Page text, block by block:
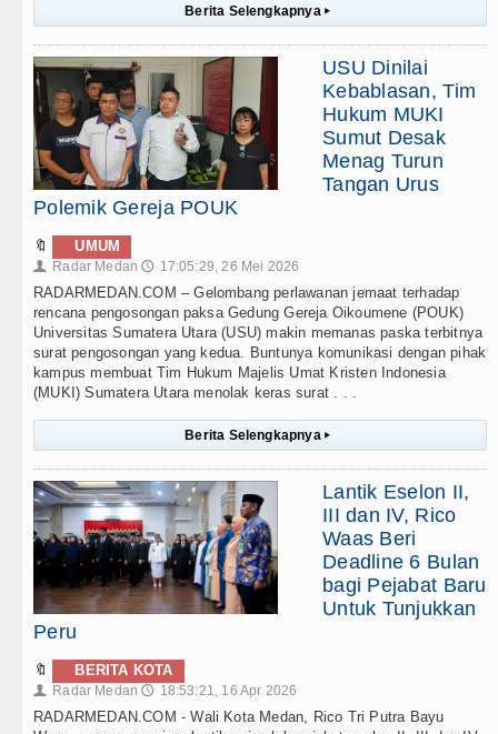
Berita Selengkapnya ▸
USU Dinilai
Kebablasan, Tim
Hukum MUKI
Sumut Desak
Menag Turun
Tangan Urus
Polemik Gereja POUK
🔖 UMUM
👤 Radar Medan 🕔 17:05:29, 26 Mei 2026
RADARMEDAN.COM – Gelombang perlawanan jemaat terhadap
rencana pengosongan paksa Gedung Gereja Oikoumene (POUK)
Universitas Sumatera Utara (USU) makin memanas paska terbitnya
surat pengosongan yang kedua. Buntunya komunikasi dengan pihak
kampus membuat Tim Hukum Majelis Umat Kristen Indonesia
(MUKI) Sumatera Utara menolak keras surat . . .
Berita Selengkapnya ▸
Lantik Eselon II,
III dan IV, Rico
Waas Beri
Deadline 6 Bulan
bagi Pejabat Baru
Untuk Tunjukkan
Peru
🔖 BERITA KOTA
👤 Radar Medan 🕔 18:53:21, 16 Apr 2026
RADARMEDAN.COM - Wali Kota Medan, Rico Tri Putra Bayu